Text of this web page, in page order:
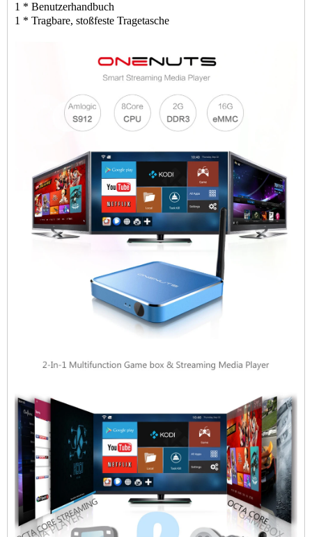
1 * Benutzerhandbuch
1 * Tragbare, stoßfeste Tragetasche